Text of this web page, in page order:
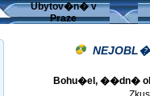
Ubytov�n� v
Praze
Bohu�el, ��dn�